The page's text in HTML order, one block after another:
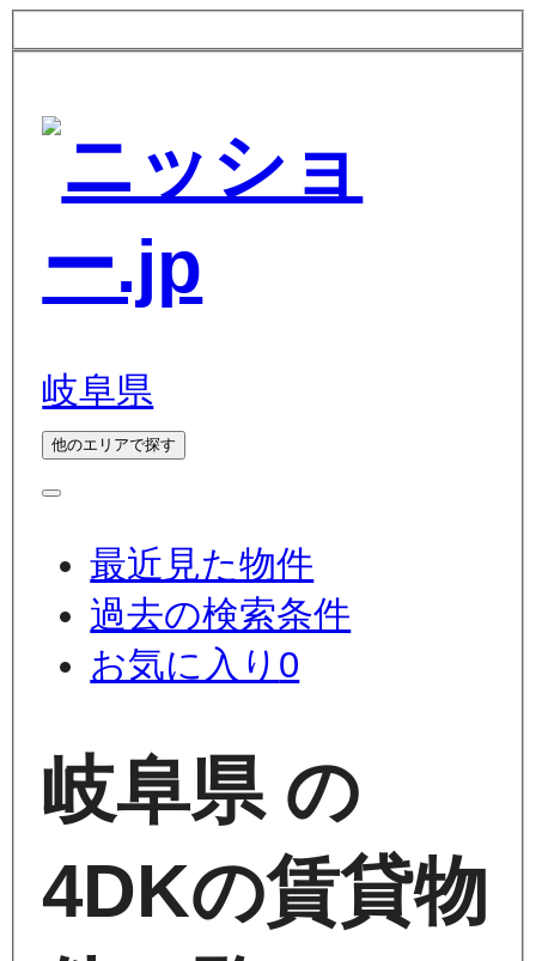
岐阜県
他のエリアで探す
最近見た物件
過去の検索条件
お気に入り 0
岐阜県 の
4DKの賃貸物